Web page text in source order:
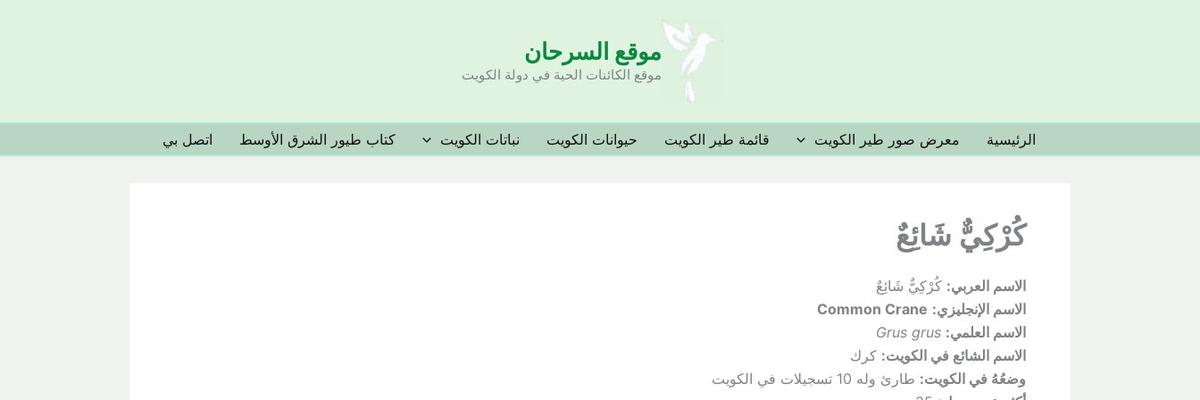
موقع السرحان
موقع الكائنات الحية في دولة الكويت
الرئيسية معرض صور طير الكويت قائمة طير الكويت حيوانات الكويت نباتات الكويت كتاب طيور الشرق الأوسط اتصل بي
كُرْكِيٌّ شَائِعٌ
الاسم العربي: كُرْكِيٌّ شَائِعٌ
الاسم الإنجليزي: Common Crane
الاسم العلمي: Grus grus
الاسم الشائع في الكويت: كرك
وضعُهُ في الكويت: طارئ وله 10 تسجيلات في الكويت